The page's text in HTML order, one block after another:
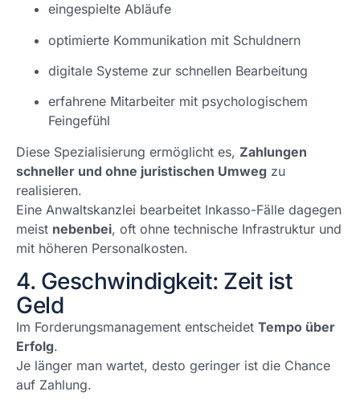
eingespielte Abläufe
optimierte Kommunikation mit Schuldnern
digitale Systeme zur schnellen Bearbeitung
erfahrene Mitarbeiter mit psychologischem
Feingefühl
Diese Spezialisierung ermöglicht es, Zahlungen
schneller und ohne juristischen Umweg zu
realisieren.
Eine Anwaltskanzlei bearbeitet Inkasso-Fälle dagegen
meist nebenbei, oft ohne technische Infrastruktur und
mit höheren Personalkosten.
4. Geschwindigkeit: Zeit ist
Geld
Im Forderungsmanagement entscheidet Tempo über
Erfolg.
Je länger man wartet, desto geringer ist die Chance
auf Zahlung.